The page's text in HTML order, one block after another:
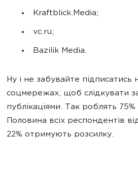
Kraftblick.Media;
vc.ru;
Bazilik Media.
Ну і не забувайте підписатись
соцмережах, щоб слідкувати
публікаціями. Так роблять
Половина всіх респондентів
22% отримують розсилку.